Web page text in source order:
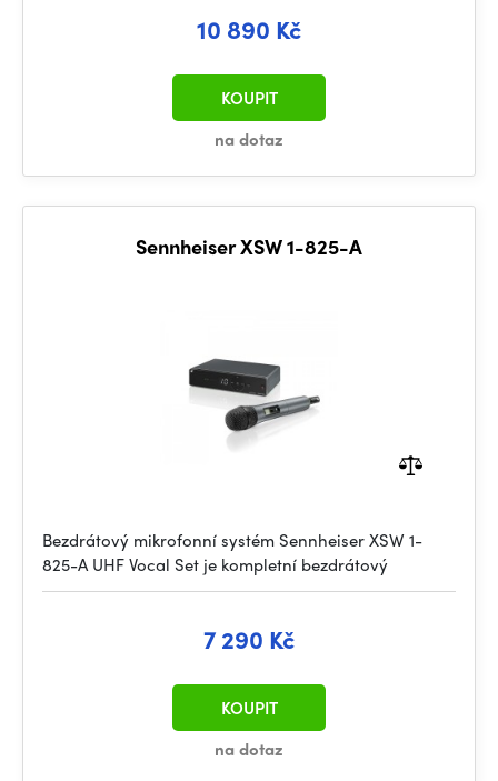
10 890 Kč
na dotaz
KOUPIT
Sennheiser XSW 1-825-A
Bezdrátový mikrofonní systém Sennheiser XSW 1-
825-A UHF Vocal Set je kompletní bezdrátový
7 290 Kč
na dotaz
KOUPIT